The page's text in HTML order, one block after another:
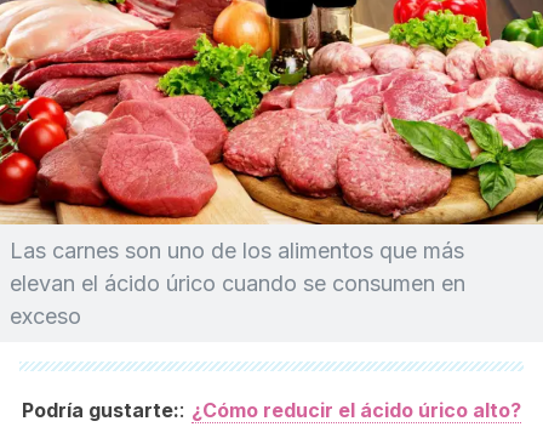
Las carnes son uno de los alimentos que más
elevan el ácido úrico cuando se consumen en
exceso
Podría gustarte:: ¿Cómo reducir el ácido úrico alto?